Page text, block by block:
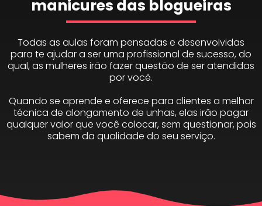
manicures das blogueiras
Todas as aulas foram pensadas e desenvolvidas
para te ajudar a ser uma profissional de sucesso, do
qual, as mulheres irão fazer questão de ser atendidas
por você.
Quando se aprende e oferece para clientes a melhor
técnica de alongamento de unhas, elas irão pagar
qualquer valor que você colocar, sem questionar, pois
sabem da qualidade do seu serviço.